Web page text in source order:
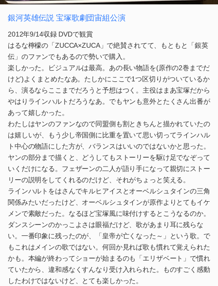
銀河英雄伝説 宝塚歌劇団宙組公演
2012年9/14収録 DVDで観賞
はるな檸檬の「ZUCCA×ZUCA」で絶賛されてて、もともと「銀英
伝」のファンでもあるので勢いで購入。
楽しかった。ビジュアルは最高。あの長い物語を(原作の2巻までだ
けど)よくまとめたなあ。たしかにここで1つ区切りがついているか
ら、演るならここまでだろうと予想はつく。主役はまあ宝塚だから
やはりラインハルトだろうなあ。でもヤンも意外とたくさん出番が
あって嬉しかった。
わたしはヤンのファンなので同盟側も割ときちんと描かれていたの
は嬉しいが、もう少し帝国側に比重を置いて思い切ってラインハル
ト中心の物語にした方が、バランスはいいのではないかと思った。
ヤンの部分まで描くと、どうしてもストーリーを駆け足でなぞって
いくだけになる。フェザーンの二人が語り手になって親切にストー
リーの説明をしてくれるのだけど、それがちょっと笑える。
ラインハルトをはさんでキルヒアイスとオーベルシュタインの三角
関係みたいだったけど、オーベルシュタインが原作よりとてもイケ
メンで素敵だった。なるほど宝塚風に味付けするとこうなるのか。
ダンスシーンのかっこよさは眼福だけど、歌があまり耳に残らな
い。一番印象に残ったのが、「皇帝が亡くなった～」という歌。で
もこれはメインの歌ではない。何回か見れば歌も慣れて覚えられた
かも。本編が終わってショーが始まるのも「エリザベート」で慣れ
ていたから、違和感なくすんなり受け入れられた。ものすごく感動
したわけではないけど、とても楽しかった。